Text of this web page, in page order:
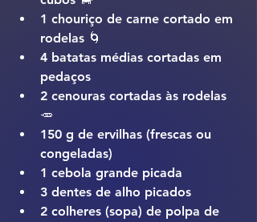
1 chouriço de carne cortado em
rodelas 🌀
4 batatas médias cortadas em
pedaços
2 cenouras cortadas às rodelas
🥕
150 g de ervilhas (frescas ou
congeladas)
1 cebola grande picada
3 dentes de alho picados
2 colheres (sopa) de polpa de